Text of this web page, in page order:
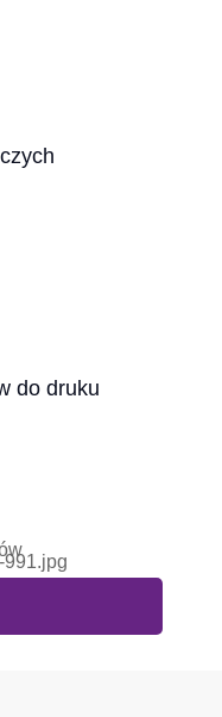
do druku